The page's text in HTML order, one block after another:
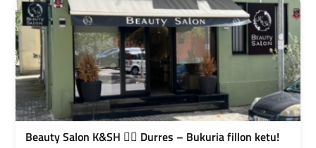
Beauty Salon K&SH 💇‍♀️ Durres – Bukuria fillon ketu!